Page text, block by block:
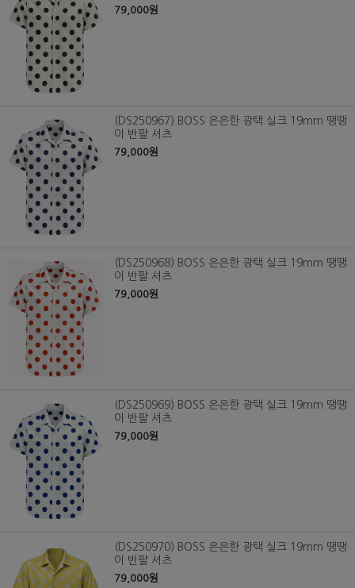
79,000원
(DS250967) BOSS 은은한 광택 실크 19mm 땡땡
이 반팔 셔츠
79,000원
(DS250968) BOSS 은은한 광택 실크 19mm 땡땡
이 반팔 셔츠
79,000원
(DS250969) BOSS 은은한 광택 실크 19mm 땡땡
이 반팔 셔츠
79,000원
(DS250970) BOSS 은은한 광택 실크 19mm 땡땡
이 반팔 셔츠
79,000원